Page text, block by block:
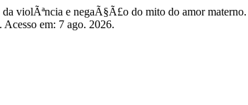
violÃªncia e negaÃ§Ã£o do mito do amor materno.
em: 7 ago. 2026.